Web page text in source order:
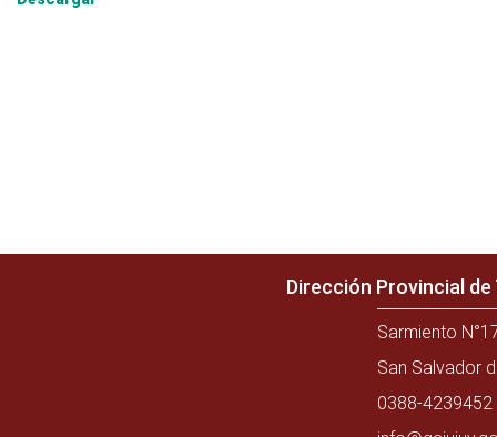
Dirección Provincial
Sarmiento
San Salvador
0388-